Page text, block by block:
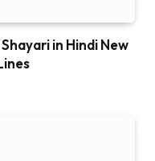
in Hindi New